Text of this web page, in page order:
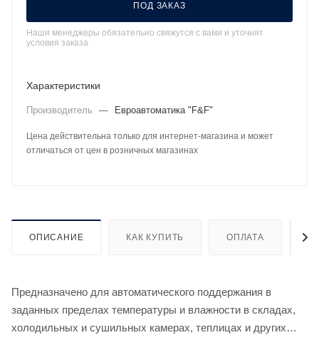
ПОД ЗАКАЗ
Наши менеджеры обязательно свяжутся с вами и уточнят
условия заказа
Характеристики
Производитель — Евроавтоматика "F&F"
Цена действительна только для интернет-магазина и может
отличаться от цен в розничных магазинах
ОПИСАНИЕ КАК КУПИТЬ ОПЛАТА
Предназначено для автоматического поддержания в
заданных пределах температуры и влажности в складах,
холодильных и сушильных камерах, теплицах и других